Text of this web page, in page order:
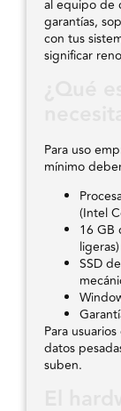
al equipo de
garantías,
con tus
significar
Para uso
mínimo
(Intel
16 GB
ligeras)
SSD
Para
datos
suben.